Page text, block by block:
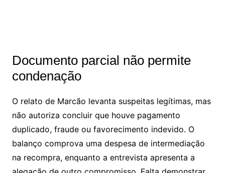
Documento parcial não permite
condenação
O relato de Marcão levanta suspeitas legítimas, mas
não autoriza concluir que houve pagamento
duplicado, fraude ou favorecimento indevido. O
balanço comprova uma despesa de intermediação
na recompra, enquanto a entrevista apresenta a